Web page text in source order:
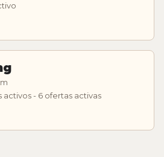
activos - 6 ofertas activas